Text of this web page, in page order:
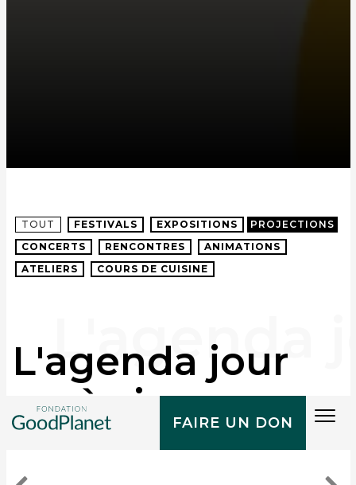
FAIRE UN DON
TOUT FESTIVALS EXPOSITIONS
PROJECTIONS
CONCERTS
RENCONTRES
ANIMATIONS
ATELIERS
COURS DE CUISINE
L'agenda jour
après jour